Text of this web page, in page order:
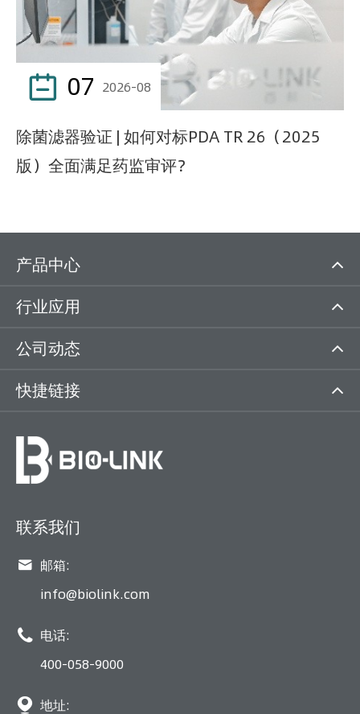
 07 2026-08
除菌滤器验证 | 如何对标PDA TR 26（2025
版）全面满足药监审评？
产品中心
行业应用
公司动态
快捷链接
联系我们
 邮箱:
info@biolink.com
 电话:
400-058-9000
 地址: